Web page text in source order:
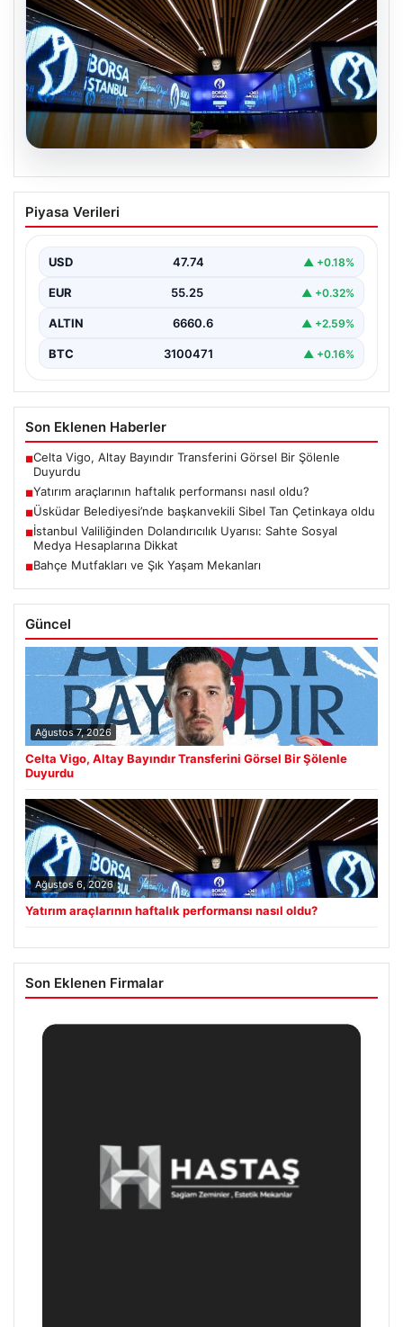
06.08.2026
Yatırım araçlarının haftalık performansı
nasıl oldu?
Piyasa Verileri
USD 47.74 ▲ +0.18%
EUR 55.25 ▲ +0.32%
ALTIN 6660.6 ▲ +2.59%
BTC 3100471 ▲ +0.16%
Son Eklenen Haberler
■Celta Vigo, Altay Bayındır Transferini Görsel Bir Şölenle
Duyurdu
■Yatırım araçlarının haftalık performansı nasıl oldu?
■Üsküdar Belediyesi’nde başkanvekili Sibel Tan Çetinkaya oldu
■İstanbul Valiliğinden Dolandırıcılık Uyarısı: Sahte Sosyal
Medya Hesaplarına Dikkat
■Bahçe Mutfakları ve Şık Yaşam Mekanları
Güncel
Ağustos 7, 2026
Celta Vigo, Altay Bayındır Transferini Görsel Bir Şölenle
Duyurdu
Ağustos 6, 2026
Yatırım araçlarının haftalık performansı nasıl oldu?
Son Eklenen Firmalar